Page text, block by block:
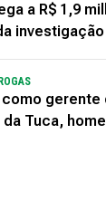
a R$ 1,9
investigação
da Tuca,